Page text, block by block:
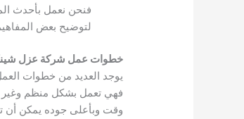
فنحن نعمل بأحدث
لتوضيح بعض
خطوات عمل شركة عزل
يوجد العديد من خطوات
فهي تعمل بشكل منظم وغير
وقت وبأعلى جوده يمكن أن